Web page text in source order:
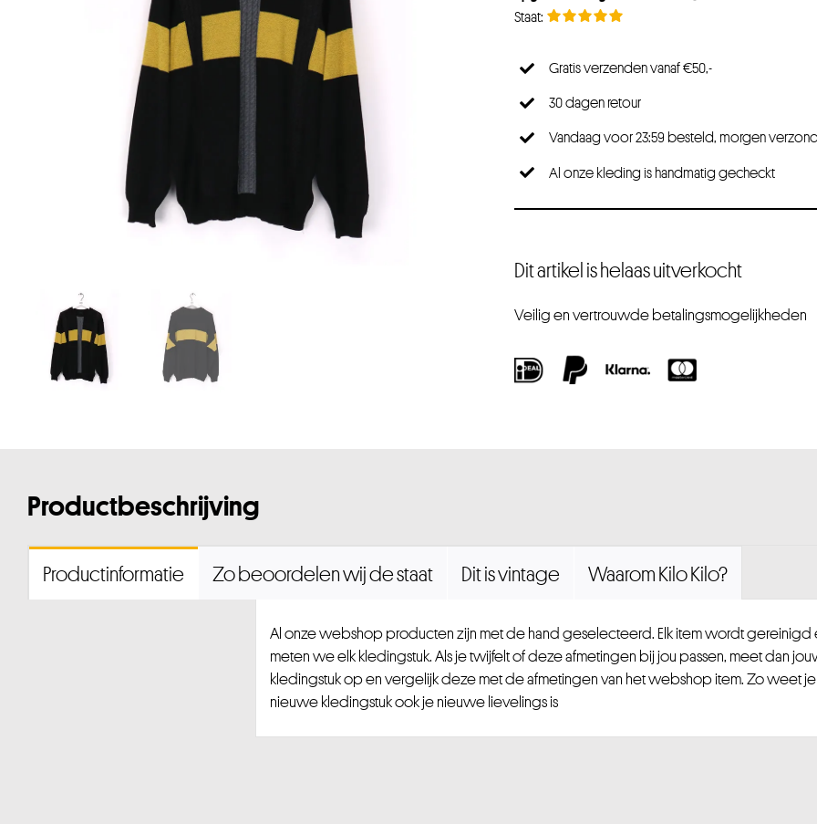
Gratis verzenden vanaf €50,-
30 dagen retour
Vandaag voor 23:59 besteld, morgen
Al onze kleding is handmatig gecheckt
Dit artikel is helaas uitverkocht
Veilig en vertrouwde betalingsmogelijkheden
Productbeschrijving
Productinformatie Zo beoordelen wij de staat Dit is vintage Waarom Kilo Kilo?
Al onze webshop producten zijn met de hand geselecteerd. Elk item wordt gereinigd
meten we elk kledingstuk. Als je twijfelt of deze afmetingen bij jou passen, meet dan
kledingstuk op en vergelijk deze met de afmetingen van het webshop item. Zo weet
nieuwe kledingstuk ook je nieuwe lievelings is